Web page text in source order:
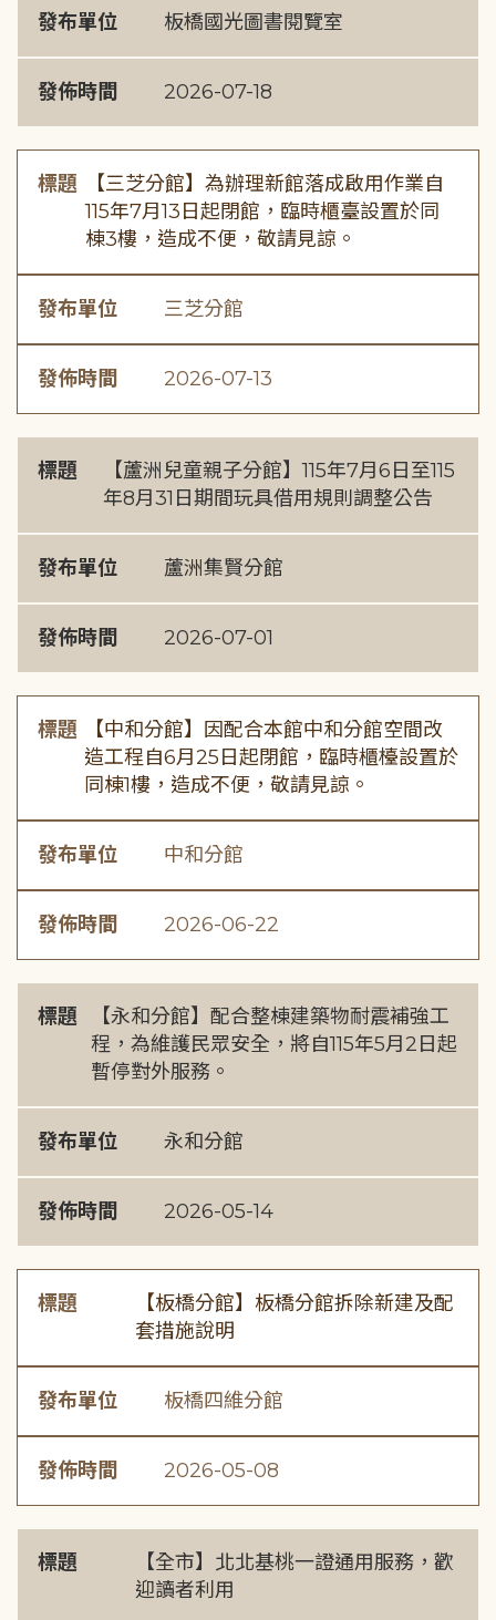
發布單位 板橋國光圖書閱覽室
發佈時間 2026-07-18
標題
【三芝分館】為辦理新館落成啟用作業自
115年7月13日起閉館，臨時櫃臺設置於同
棟3樓，造成不便，敬請見諒。
發布單位 三芝分館
發佈時間 2026-07-13
標題
【蘆洲兒童親子分館】115年7月6日至115
年8月31日期間玩具借用規則調整公告
發布單位 蘆洲集賢分館
發佈時間 2026-07-01
標題
【中和分館】因配合本館中和分館空間改
造工程自6月25日起閉館，臨時櫃檯設置於
同棟1樓，造成不便，敬請見諒。
發布單位 中和分館
發佈時間 2026-06-22
標題
【永和分館】配合整棟建築物耐震補強工
程，為維護民眾安全，將自115年5月2日起
暫停對外服務。
發布單位 永和分館
發佈時間 2026-05-14
標題
【板橋分館】板橋分館拆除新建及配
套措施說明
發布單位 板橋四維分館
發佈時間 2026-05-08
標題
【全市】北北基桃一證通用服務，歡
迎讀者利用